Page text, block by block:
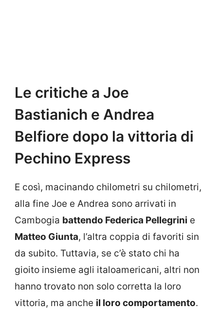
Le critiche a Joe
Bastianich e Andrea
Belfiore dopo la vittoria di
Pechino Express
E così, macinando chilometri su chilometri,
alla fine Joe e Andrea sono arrivati in
Cambogia battendo Federica Pellegrini e
Matteo Giunta, l’altra coppia di favoriti sin
da subito. Tuttavia, se c’è stato chi ha
gioito insieme agli italoamericani, altri non
hanno trovato non solo corretta la loro
vittoria, ma anche il loro comportamento.